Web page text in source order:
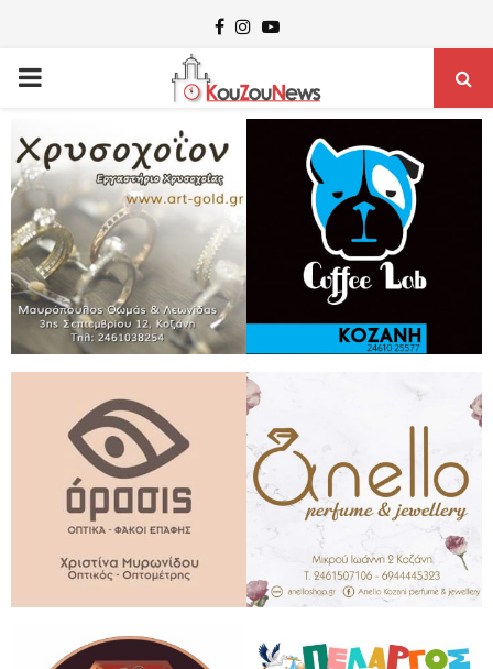
Facebook
Instagram
Youtube
PRIMARY
MENU